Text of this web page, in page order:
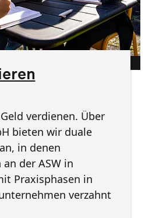
verdienen. Über
bieten wir duale
in denen
der ASW in
Praxisphasen in
verzahnt